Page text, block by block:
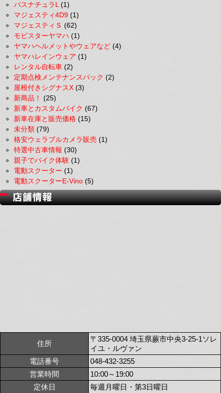
パスナチュラL(1)
マジェスティ4D9(1)
マジェスティＳ(62)
モビスターヤマハ(1)
ヤマハヘルメットやウェアなど(4)
ヤマハレインウェア(1)
レンタル自転車(2)
定期点検メンテナンスパック(2)
屋根付きシグナスX(3)
新商品！(25)
新車とカスタムバイク(67)
新車在庫と販売価格(15)
未分類(79)
格安ウェラブルカメラ販売(1)
特選中古車情報(30)
親子でバイク体験(1)
電動スクーター(1)
電動スクーターE-Vino(5)
住所
〒335-0004 埼玉県蕨市中央3-25-1ソレ
イユ・ルヴァン
電話番号
048-432-3255
営業時間
10:00～19:00
定休日
毎週月曜日・第3日曜日